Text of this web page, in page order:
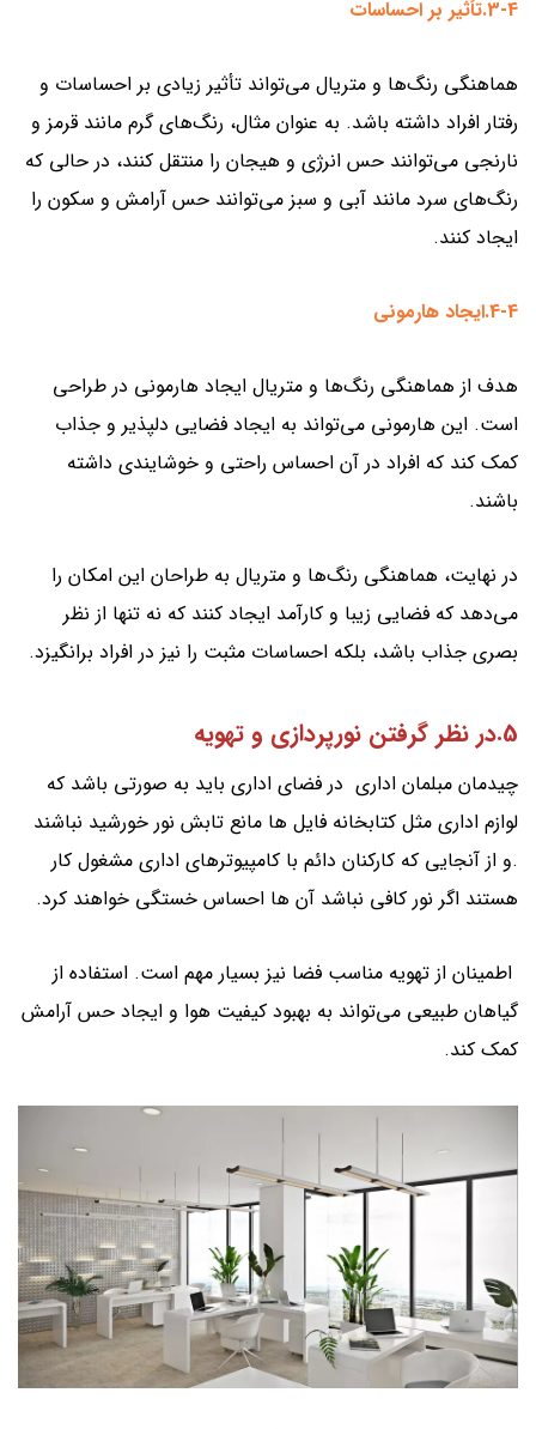
3-4.تأثیر بر احساسات
هماهنگی رنگ‌ها و متریال می‌تواند تأثیر زیادی بر احساسات و
رفتار افراد داشته باشد. به عنوان مثال، رنگ‌های گرم مانند قرمز و
نارنجی می‌توانند حس انرژی و هیجان را منتقل کنند، در حالی که
رنگ‌های سرد مانند آبی و سبز می‌توانند حس آرامش و سکون را
ایجاد کنند.
4-4.ایجاد هارمونی
هدف از هماهنگی رنگ‌ها و متریال ایجاد هارمونی در طراحی
است. این هارمونی می‌تواند به ایجاد فضایی دلپذیر و جذاب
کمک کند که افراد در آن احساس راحتی و خوشایندی داشته
باشند.
در نهایت، هماهنگی رنگ‌ها و متریال به طراحان این امکان را
می‌دهد که فضایی زیبا و کارآمد ایجاد کنند که نه تنها از نظر
بصری جذاب باشد، بلکه احساسات مثبت را نیز در افراد برانگیزد.
5.در نظر گرفتن نورپردازی و تهویه
چیدمان مبلمان اداری در فضای اداری باید به صورتی باشد که
لوازم اداری مثل کتابخانه فایل ها مانع تابش نور خورشید نباشند
.و از آنجایی که کارکنان دائم با کامپیوترهای اداری مشغول کار
هستند اگر نور کافی نباشد آن ها احساس خستگی خواهند کرد.
اطمینان از تهویه مناسب فضا نیز بسیار مهم است. استفاده از
گیاهان طبیعی می‌تواند به بهبود کیفیت هوا و ایجاد حس آرامش
کمک کند.